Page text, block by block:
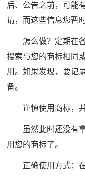
后、公告之前，可能
请，而这些信息您暂
怎么做？定期在各
搜索与您的商标相同
用。如果发现，要记
备。
谨慎使用商标，并
虽然此时还没有
用您的商标了。
正确使用方式：在